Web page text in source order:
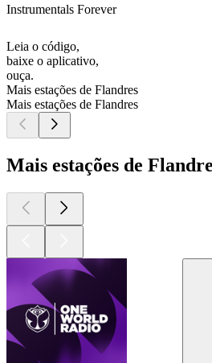
Instrumentals Forever
Leia o código,
baixe o aplicativo,
ouça.
Mais estações de Flandres
Mais estações de Flandres
Mais estações de